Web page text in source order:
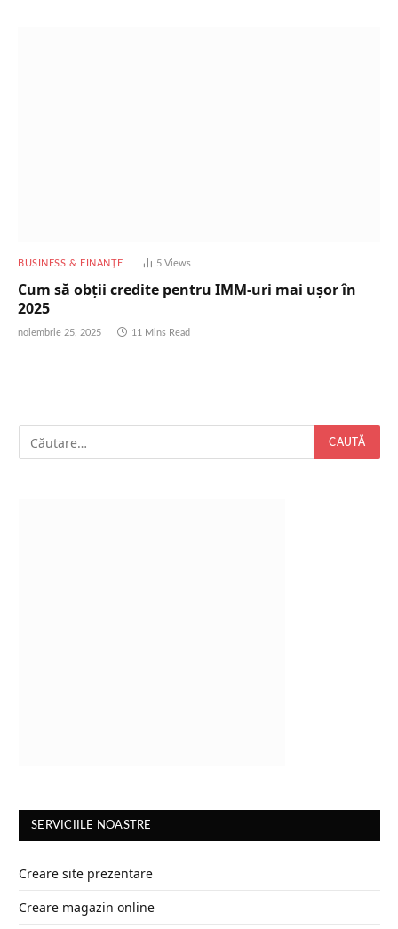
BUSINESS & FINANȚE 5 Views
Cum să obții credite pentru IMM-uri mai ușor în
2025
noiembrie 25, 2025 11 Mins Read
SERVICIILE NOASTRE
Creare site prezentare
Creare magazin online